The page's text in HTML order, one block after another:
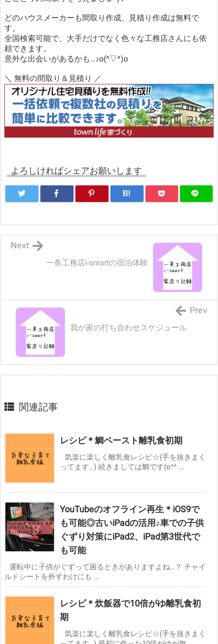
どのハウスメーカーも間取り作成、見積り作成は無料で
す。
全国検索可能で、大手だけでなく色々な工務店さんにも依
頼できます。
意外な出会いがあるかも…♪o(^▽^)o
＼ 無料の間取り＆見積り ／
よろしければシェアお願いします
B!
一条工務店i-smartの宿泊体験
Next
我が家の打ち合わせスケジュール
Prev
関連記事
レシピ＊鯛ペースト離乳食初期
気楽に楽しく離乳食レシピ☆(手を抜きまく
ってます…) 続きましては鯛です(o^^ ...
YouTubeのオフライン再生＊iOS9で
も可能◎古いiPadの活用♪車での子供
ぐずり対策にiPad2、iPad第3世代で
も可能
運転中に子供がぐずって困るときがありますよね…？ チャイ
ルドシートを外すわけにも ...
レシピ＊炊飯器で10倍がゆ離乳食初
期
気楽に楽しく離乳食レシピ☆(手を抜きまく